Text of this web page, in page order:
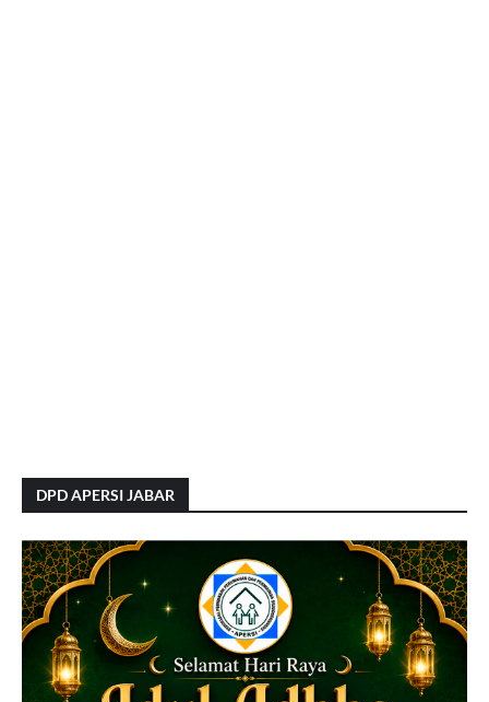
DPD APERSI JABAR